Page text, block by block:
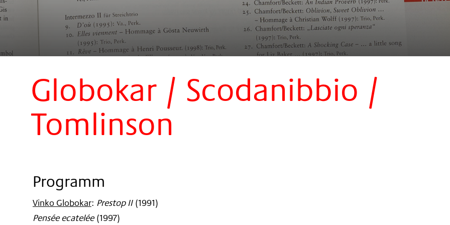
Globokar / Scodanibbio /
Tomlinson
Programm
Vinko Globokar: Prestop II (1991)
Pensée ecatelée (1997)